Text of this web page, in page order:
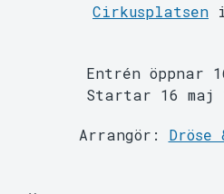
Cirkusplatsen
Entrén öppnar
Startar 16 maj
Arrangör: Dröse